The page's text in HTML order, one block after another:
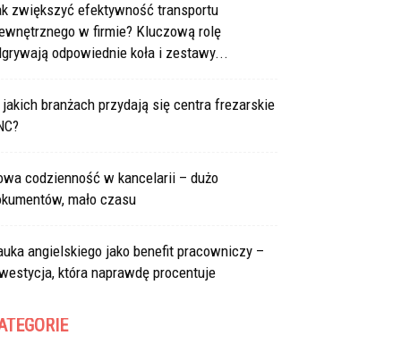
zwiększyć efektywność transportu
w firmie? Kluczową rolę
odpowiednie koła i zestawy...
jakich branżach przydają się centra frezarskie
codzienność w kancelarii – dużo
mało czasu
angielskiego jako benefit pracowniczy –
która naprawdę procentuje